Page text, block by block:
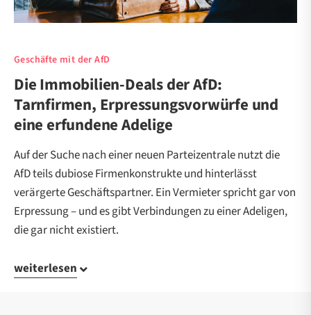
Geschäfte mit der AfD
Die Immobilien-Deals der AfD:
Tarnfirmen, Erpressungsvorwürfe und
eine erfundene Adelige
Auf der Suche nach einer neuen Parteizentrale nutzt die
AfD teils dubiose Firmenkonstrukte und hinterlässt
verärgerte Geschäftspartner. Ein Vermieter spricht gar von
Erpressung – und es gibt Verbindungen zu einer Adeligen,
die gar nicht existiert.
weiterlesen